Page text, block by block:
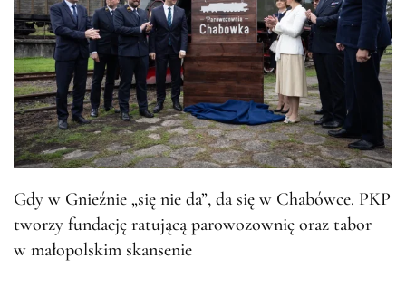
Gdy w Gnieźnie „się nie da”, da się w Chabówce. PKP
tworzy fundację ratującą parowozownię oraz tabor
w małopolskim skansenie